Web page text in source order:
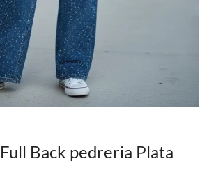
Back pedreria Plata